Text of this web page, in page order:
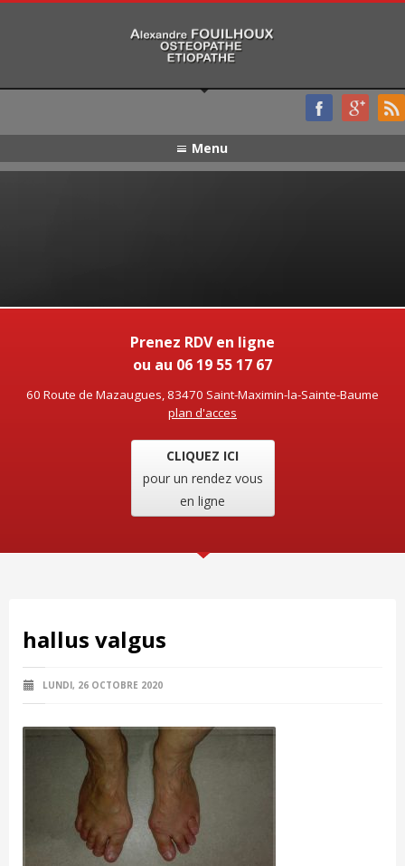
Menu
Prenez RDV en ligne
ou au 06 19 55 17 67
60 Route de Mazaugues, 83470 Saint-Maximin-la-Sainte-Baume
plan d'acces
CLIQUEZ ICI
pour un rendez vous
en ligne
hallus valgus
LUNDI, 26 OCTOBRE 2020